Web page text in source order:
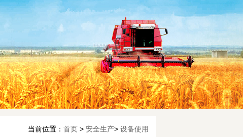
当前位置： 首页 > 安全生产> 设备使用